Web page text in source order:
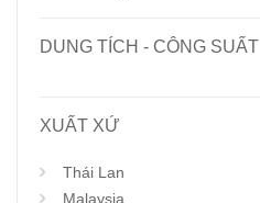
DUNG TÍCH - CÔNG SUẤT
XUẤT XỨ
Thái Lan
Malaysia